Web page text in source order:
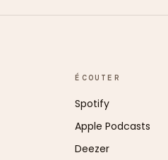
ÉCOUTER
Spotify
Apple Podcasts
Deezer